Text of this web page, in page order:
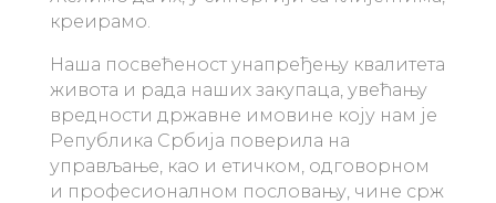
креирамо.
Наша посвећеност унапређењу квалитета
живота и рада наших закупаца, увећању
вредности државне имовине коју нам је
Република Србија поверила на
управљање, као и етичком, одговорном
и професионалном пословању, чине срж